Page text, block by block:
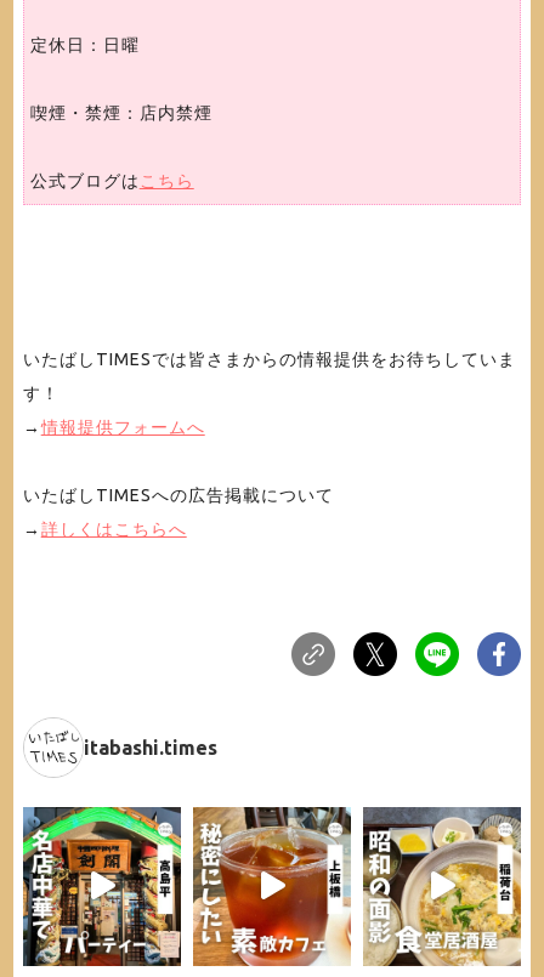
定休日：日曜
喫煙・禁煙：店内禁煙
公式ブログは こちら
いたばしTIMESでは皆さまからの情報提供をお待ちしていま
す！
→情報提供フォームへ
いたばしTIMESへの広告掲載について
→ 詳しくはこちらへ
itabashi.times